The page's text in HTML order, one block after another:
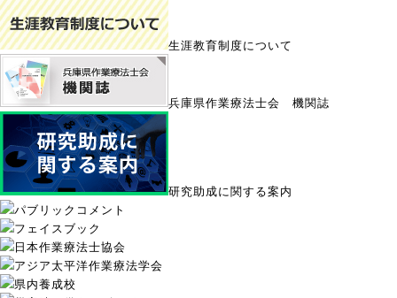
生涯教育制度について
兵庫県作業療法士会 機関誌
研究助成に関する案内
パブリックコメント
フェイスブック
日本作業療法士協会
アジア太平洋作業療法学会
県内養成校